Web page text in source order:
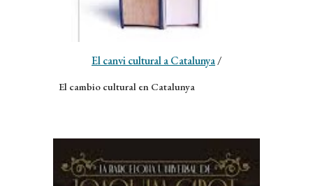
El canvi cultural a Catalunya/
El cambio cultural en Catalunya